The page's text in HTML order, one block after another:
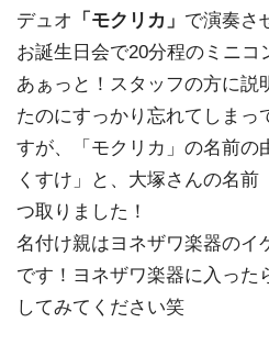
デュオ
「モクリカ」 で演奏さ
お誕生日会で20分程のミニコ
あぁっと！スタッフの方に説
たのにすっかり忘れてしまっ
すが、「モクリカ」の名前の
くすけ」と、大塚さんの名
つ取りました！
名付け親はヨネザワ楽器のイ
です！ヨネザワ楽器に入った
してみてください笑